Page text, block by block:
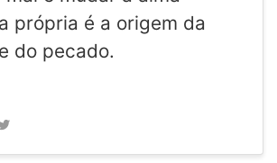
própria é a origem da
do pecado.